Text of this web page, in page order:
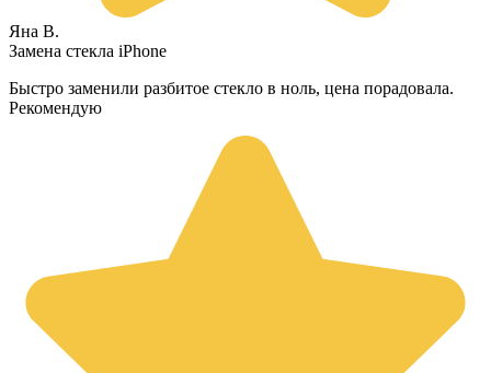
Яна В.
Замена стекла iPhone
Быстро заменили разбитое стекло в ноль, цена порадовала.
Рекомендую